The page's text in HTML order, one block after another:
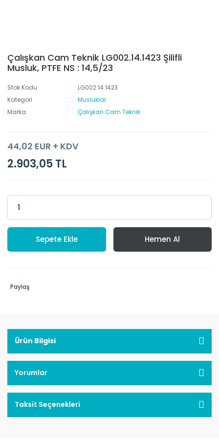
Çalışkan Cam Teknik LG002.14.1423 Şilifli
Musluk, PTFE NS : 14,5/23
Stok Kodu
LG002.14.1423
Kategori
Musluklar
Marka
Çalışkan Cam Teknik
44,02 EUR + KDV
2.903,05 TL
Sepete Ekle Hemen Al
Paylaş
Ürün Bilgisi
Yorumlar
Taksit Seçenekleri